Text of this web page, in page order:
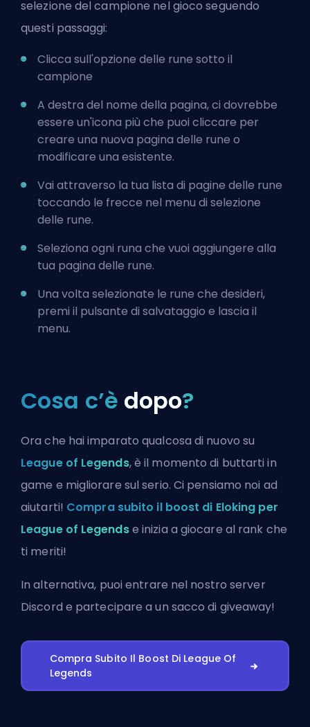
selezione del campione nel gioco seguendo
questi passaggi:
Clicca sull'opzione delle rune sotto il
campione
A destra del nome della pagina, ci dovrebbe
essere un'icona più che puoi cliccare per
creare una nuova pagina delle rune o
modificare una esistente.
Vai attraverso la tua lista di pagine delle rune
toccando le frecce nel menu di selezione
delle rune.
Seleziona ogni runa che vuoi aggiungere alla
tua pagina delle rune.
Una volta selezionate le rune che desideri,
premi il pulsante di salvataggio e lascia il
menu.
Cosa c’è dopo?
Ora che hai imparato qualcosa di nuovo su
League of Legends, è il momento di buttarti in
game e migliorare sul serio. Ci pensiamo noi ad
aiutarti! Compra subito il boost di Eloking per
League of Legendse inizia a giocare al rank che
ti meriti!
In alternativa, puoientrare nel nostro server
Discord e partecipare a un sacco di giveaway!
Compra Subito Il Boost Di League Of
Legends